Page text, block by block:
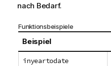
nach Bedarf.
Funktionsbeispiele
Beispiel
inyeartodate